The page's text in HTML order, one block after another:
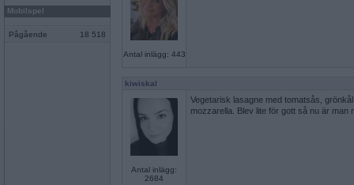
Mobilspel
Pågående 18 518
Antal inlägg: 443
kiwiskal
Antal inlägg:
2684
Vegetarisk lasagne med tomatsås,
mozzarella. Blev lite för gott så nu är man